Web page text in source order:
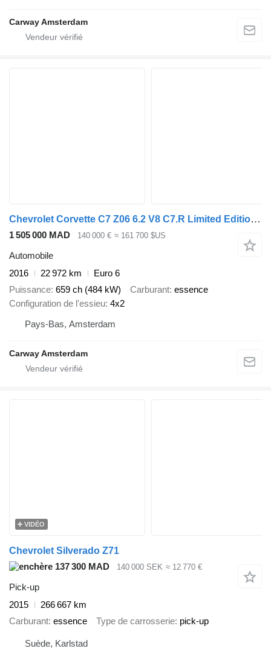
Carway Amsterdam
Chevrolet Corvette C7 Z06 6.2 V8 C7.R Limited Edition NL KENT
1 505 000 MAD 140 000 € ≈ 161 700 $US
Automobile
2016
22 972 km
Euro 6
Puissance 659 ch (484 kW) Carburant essence
Configuration de l'essieu 4x2
Pays-Bas, Amsterdam
Carway Amsterdam
VIDÉO
Chevrolet Silverado Z71
137 300 MAD
140 000 SEK ≈ 12 770 €
Pick-up
2015
266 667 km
Carburant essence Type de carrosserie pick-up
Suède, Karlstad